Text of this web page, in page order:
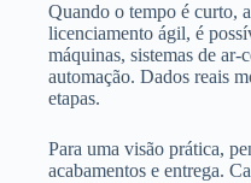
Quando o tempo é curto,
licenciamento ágil, é
máquinas, sistemas de
automação. Dados reais
etapas.
Para uma visão prática,
acabamentos e entrega.